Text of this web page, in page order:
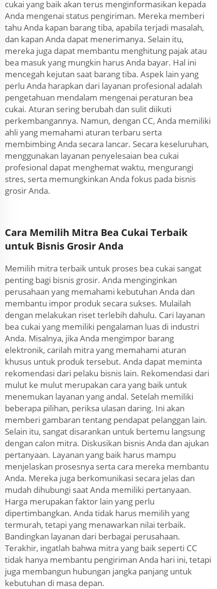
cukai yang baik akan terus menginformasikan kepada
Anda mengenai status pengiriman. Mereka memberi
tahu Anda kapan barang tiba, apabila terjadi masalah,
dan kapan Anda dapat menerimanya. Selain itu,
mereka juga dapat membantu menghitung pajak atau
bea masuk yang mungkin harus Anda bayar. Hal ini
mencegah kejutan saat barang tiba. Aspek lain yang
perlu Anda harapkan dari layanan profesional adalah
pengetahuan mendalam mengenai peraturan bea
cukai. Aturan sering berubah dan sulit diikuti
perkembangannya. Namun, dengan CC, Anda memiliki
ahli yang memahami aturan terbaru serta
membimbing Anda secara lancar. Secara keseluruhan,
menggunakan layanan penyelesaian bea cukai
profesional dapat menghemat waktu, mengurangi
stres, serta memungkinkan Anda fokus pada bisnis
grosir Anda.
Cara Memilih Mitra Bea Cukai Terbaik
untuk Bisnis Grosir Anda
Memilih mitra terbaik untuk proses bea cukai sangat
penting bagi bisnis grosir. Anda menginginkan
perusahaan yang memahami kebutuhan Anda dan
membantu impor produk secara sukses. Mulailah
dengan melakukan riset terlebih dahulu. Cari layanan
bea cukai yang memiliki pengalaman luas di industri
Anda. Misalnya, jika Anda mengimpor barang
elektronik, carilah mitra yang memahami aturan
khusus untuk produk tersebut. Anda dapat meminta
rekomendasi dari pelaku bisnis lain. Rekomendasi dari
mulut ke mulut merupakan cara yang baik untuk
menemukan layanan yang andal. Setelah memiliki
beberapa pilihan, periksa ulasan daring. Ini akan
memberi gambaran tentang pendapat pelanggan lain.
Selain itu, sangat disarankan untuk bertemu langsung
dengan calon mitra. Diskusikan bisnis Anda dan ajukan
pertanyaan. Layanan yang baik harus mampu
menjelaskan prosesnya serta cara mereka membantu
Anda. Mereka juga berkomunikasi secara jelas dan
mudah dihubungi saat Anda memiliki pertanyaan.
Harga merupakan faktor lain yang perlu
dipertimbangkan. Anda tidak harus memilih yang
termurah, tetapi yang menawarkan nilai terbaik.
Bandingkan layanan dari berbagai perusahaan.
Terakhir, ingatlah bahwa mitra yang baik seperti CC
tidak hanya membantu pengiriman Anda hari ini, tetapi
juga membangun hubungan jangka panjang untuk
kebutuhan di masa depan.